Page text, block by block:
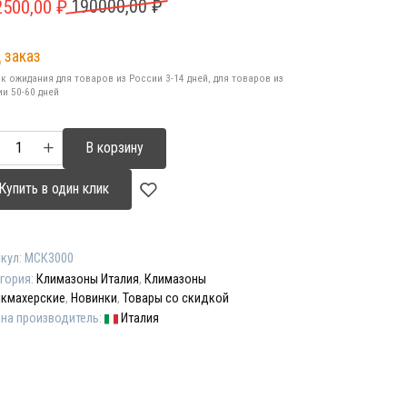
190000,00₽
₽.
₽
₽.
ожидания для товаров из России 3-14 дней, для товаров из
50-60 дней
В корзину
Купить в один клик
МСК3000
Климазоны Италия, Климазоны
, Новинки, Товары со скидкой
производитель:
Италия